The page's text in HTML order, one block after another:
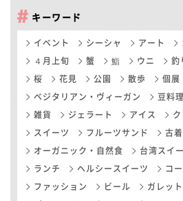
キーワード
イベント シーシャ アート
４月上旬 蟹 鮨 ウニ 釣
桜 花見 公園 散歩 個展
ベジタリアン・ヴィーガン 豆料理
雑貨 ジェラート アイス ク
スイーツ フルーツサンド 古着
オーガニック・自然食 台湾スイ
ランチ ヘルシースイーツ コ
ファッション ビール ガレット